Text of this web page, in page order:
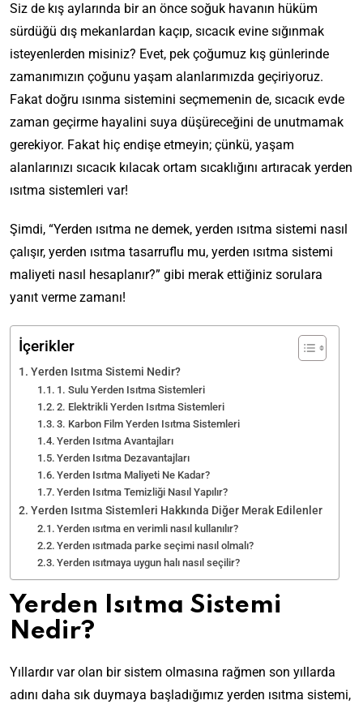
Siz de kış aylarında bir an önce soğuk havanın hüküm
sürdüğü dış mekanlardan kaçıp, sıcacık evine sığınmak
isteyenlerden misiniz? Evet, pek çoğumuz kış günlerinde
zamanımızın çoğunu yaşam alanlarımızda geçiriyoruz.
Fakat doğru ısınma sistemini seçmemenin de, sıcacık evde
zaman geçirme hayalini suya düşüreceğini de unutmamak
gerekiyor. Fakat hiç endişe etmeyin; çünkü, yaşam
alanlarınızı sıcacık kılacak ortam sıcaklığını artıracak yerden
ısıtma sistemleri var!
Şimdi, “Yerden ısıtma ne demek, yerden ısıtma sistemi nasıl
çalışır, yerden ısıtma tasarruflu mu, yerden ısıtma sistemi
maliyeti nasıl hesaplanır?” gibi merak ettiğiniz sorulara
yanıt verme zamanı!
İçerikler
Yerden Isıtma Sistemi Nedir?
1. Sulu Yerden Isıtma Sistemleri
2. Elektrikli Yerden Isıtma Sistemleri
3. Karbon Film Yerden Isıtma Sistemleri
Yerden Isıtma Avantajları
Yerden Isıtma Dezavantajları
Yerden Isıtma Maliyeti Ne Kadar?
Yerden Isıtma Temizliği Nasıl Yapılır?
Yerden Isıtma Sistemleri Hakkında Diğer Merak Edilenler
Yerden ısıtma en verimli nasıl kullanılır?
Yerden ısıtmada parke seçimi nasıl olmalı?
Yerden ısıtmaya uygun halı nasıl seçilir?
Yerden Isıtma Sistemi
Nedir?
Yıllardır var olan bir sistem olmasına rağmen son yıllarda
adını daha sık duymaya başladığımız yerden ısıtma sistemi,